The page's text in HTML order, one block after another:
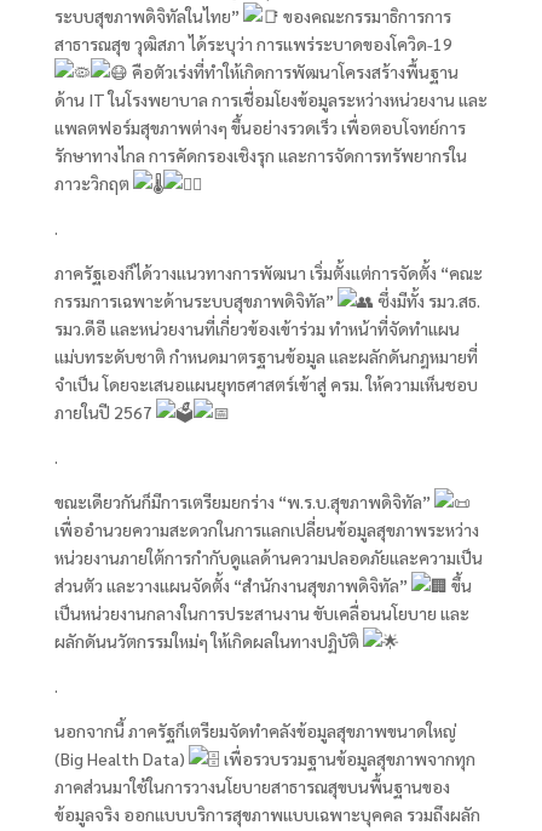
ระบบสุขภาพดิจิทัลในไทย”
ของคณะกรรมาธิการการ
สาธารณสุข วุฒิสภา ได้ระบุว่า การแพร่ระบาดของโควิด-19
คือตัวเร่งที่ทำให้เกิดการพัฒนาโครงสร้างพื้นฐาน
ด้าน IT ในโรงพยาบาล การเชื่อมโยงข้อมูลระหว่างหน่วยงาน และ
แพลตฟอร์มสุขภาพต่างๆ ขึ้นอย่างรวดเร็ว เพื่อตอบโจทย์การ
รักษาทางไกล การคัดกรองเชิงรุก และการจัดการทรัพยากรใน
ภาวะวิกฤต
.
ภาครัฐเองก็ได้วางแนวทางการพัฒนา เริ่มตั้งแต่การจัดตั้ง “คณะ
กรรมการเฉพาะด้านระบบสุขภาพดิจิทัล”
ซึ่งมีทั้ง รมว.สธ.
รมว.ดีอี และหน่วยงานที่เกี่ยวข้องเข้าร่วม ทำหน้าที่จัดทำแผน
แม่บทระดับชาติ กำหนดมาตรฐานข้อมูล และผลักดันกฎหมายที่
จำเป็น โดยจะเสนอแผนยุทธศาสตร์เข้าสู่ ครม. ให้ความเห็นชอบ
ภายในปี 2567
.
ขณะเดียวกันก็มีการเตรียมยกร่าง “พ.ร.บ.สุขภาพดิจิทัล”
เพื่ออำนวยความสะดวกในการแลกเปลี่ยนข้อมูลสุขภาพระหว่าง
หน่วยงานภายใต้การกำกับดูแลด้านความปลอดภัยและความเป็น
ส่วนตัว และวางแผนจัดตั้ง “สำนักงานสุขภาพดิจิทัล”
ขึ้น
เป็นหน่วยงานกลางในการประสานงาน ขับเคลื่อนนโยบาย และ
ผลักดันนวัตกรรมใหม่ๆ ให้เกิดผลในทางปฏิบัติ
.
นอกจากนี้ ภาครัฐก็เตรียมจัดทำคลังข้อมูลสุขภาพขนาดใหญ่
(Big Health Data)
เพื่อรวบรวมฐานข้อมูลสุขภาพจากทุก
ภาคส่วนมาใช้ในการวางนโยบายสาธารณสุขบนพื้นฐานของ
ข้อมูลจริง ออกแบบบริการสุขภาพแบบเฉพาะบุคคล รวมถึงผลัก